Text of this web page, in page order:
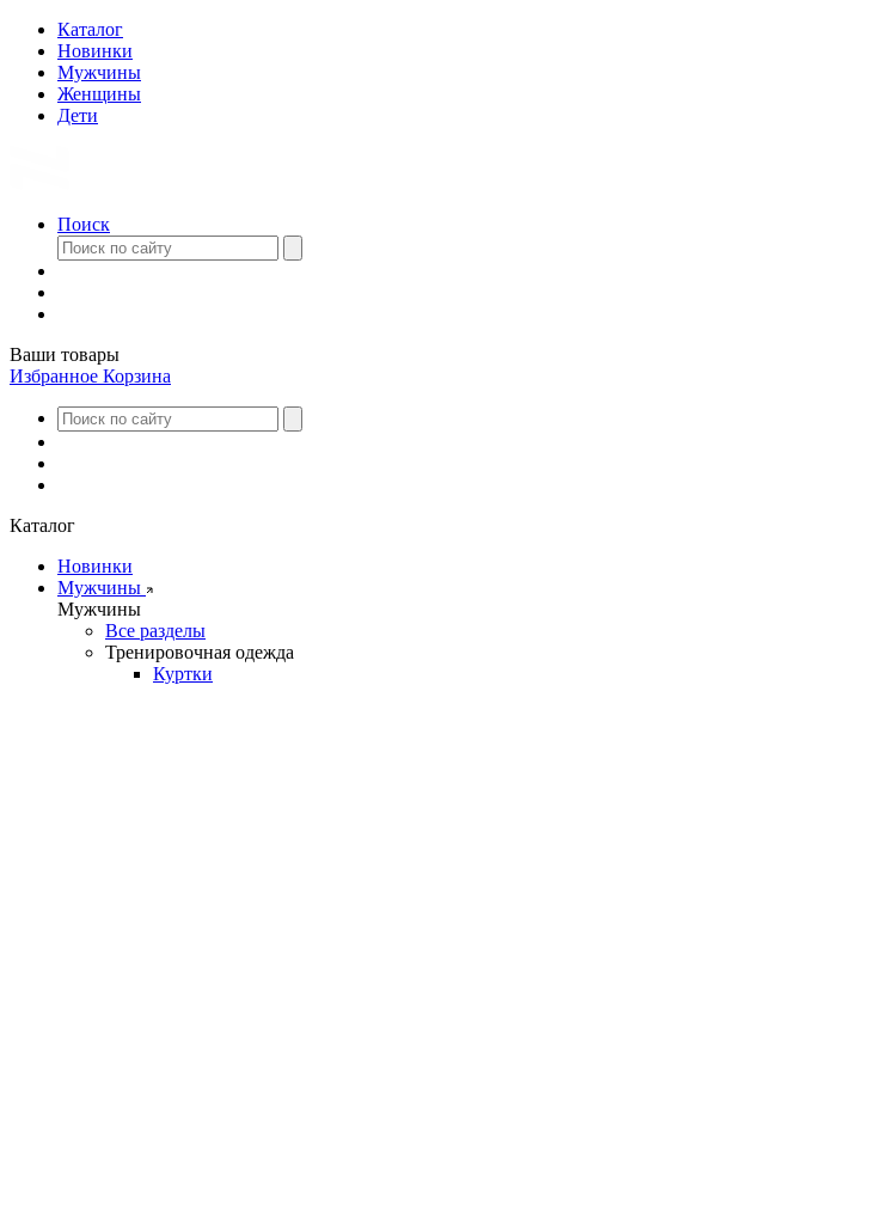
Каталог
Новинки
Мужчины
Женщины
Дети
Поиск
Ваши товары
Избранное Корзина
Каталог
Новинки
Мужчины
Мужчины
Все разделы
Тренировочная одежда
Куртки